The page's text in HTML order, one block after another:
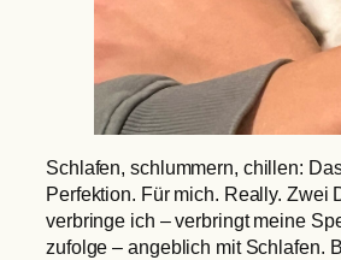
Schlafen, schlummern, chillen:
Perfektion. Für mich. Really. Zwei
verbringe ich – verbringt meine
zufolge – angeblich mit Schlafen.